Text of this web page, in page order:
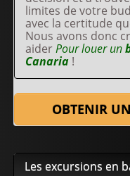
limites de votre
avec la certitude
Nous avons donc
aiderPour louer un
Canaria !
OBTENIR
Les excursions en